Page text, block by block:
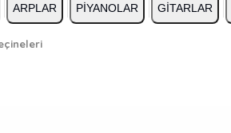
ARPLAR PİYANOLAR GİTARLAR